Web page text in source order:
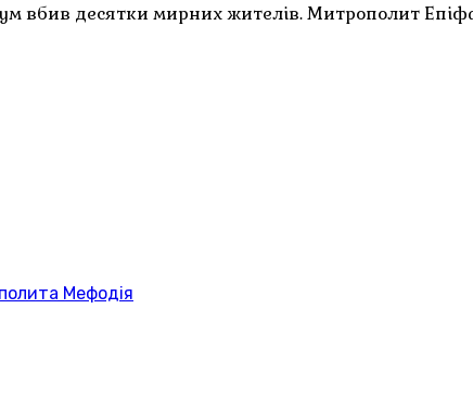
вбив десятки мирних жителів. Митрополит
Мефодія